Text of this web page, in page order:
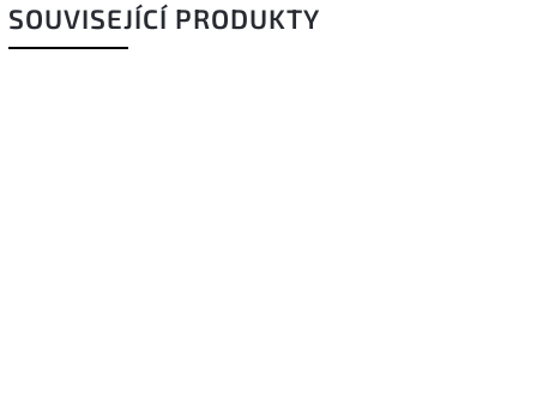
SOUVISEJÍCÍ PRODUKTY